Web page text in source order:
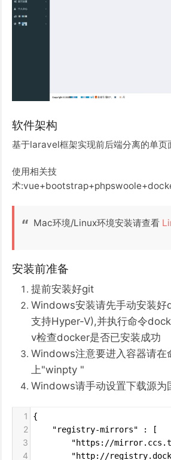
软件架构
基于laravel框架实现前后端分离的单页
使用相关技
术
Mac环境/Linux环境安装请查看
安装前准备
提前安装好git
Windows安装请先手动安装
支持Hyper-V),并执行命令
v检查docker是否已安装成功
Windows注意要进入容器请在
上"winpty "
Windows请手动设置下载源为
1 {
2
    "registry-mirrors" : [
3
"https://
4
"http://